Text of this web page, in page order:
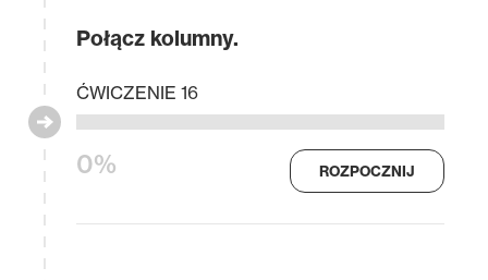
Połącz kolumny.
0%
ĆWICZENIE 16
ROZPOCZNIJ